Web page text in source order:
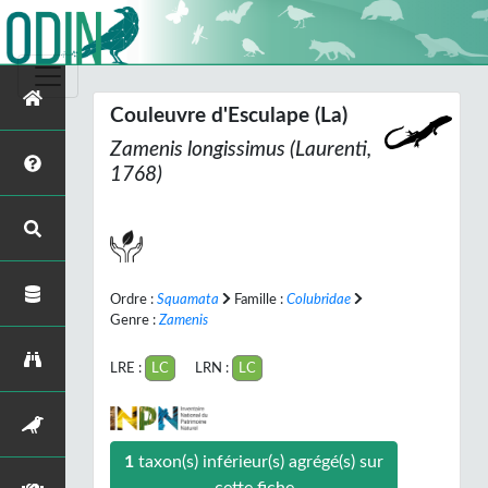
Couleuvre d'Esculape (La)
Zamenis longissimus (Laurenti,
1768)
Ordre : Squamata Famille : Colubridae
Genre : Zamenis
LRE : LC LRN : LC
1taxon(s) inférieur(s) agrégé(s) sur